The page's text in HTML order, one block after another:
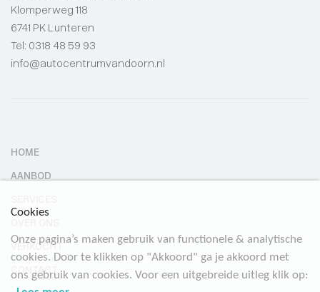
Klomperweg 118
6741 PK Lunteren
Tel: 0318 48 59 93
info@autocentrumvandoorn.nl
HOME
AANBOD
VERKOCHT
CONTACT
Cookies
Onze pagina’s maken gebruik van functionele & analytische
cookies. Door te klikken op "Akkoord" ga je akkoord met
ons gebruik van cookies. Voor een uitgebreide uitleg klik op: